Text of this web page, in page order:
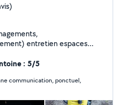
entretien espaces
: 5/5
communication, ponctuel,